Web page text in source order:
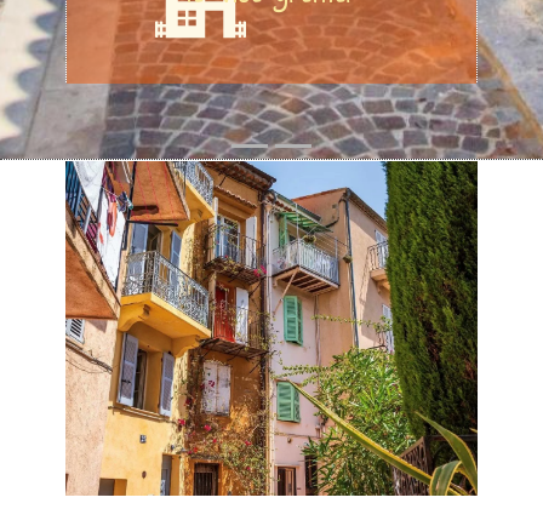
le vide grenier